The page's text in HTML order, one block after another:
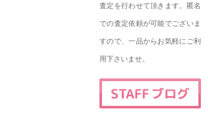
査定を行わせて頂きます。匿名
での査定依頼が可能でございま
すので、一品からお気軽にご利
用下さいませ。